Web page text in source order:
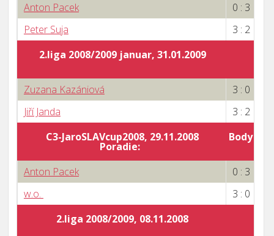
Anton Pacek
0 : 3
Peter Suja
3 : 2
2.liga 2008/2009 januar, 31.01.2009
Zuzana Kazániová
3 : 0
Jiří Janda
3 : 2
C3-JaroSLAVcup2008, 29.11.2008
Poradie:
Body za
Anton Pacek
0 : 3
w.o.
3 : 0
2.liga 2008/2009, 08.11.2008